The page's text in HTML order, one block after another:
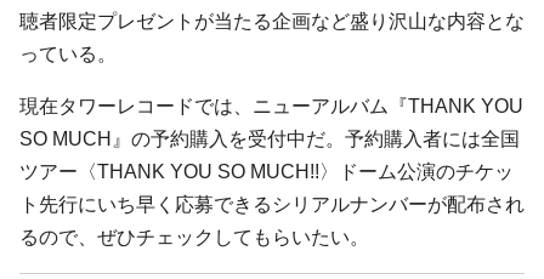
聴者限定プレゼントが当たる企画など盛り沢山な内容とな
っている。
現在タワーレコードでは、ニューアルバム『THANK YOU
SO MUCH』の予約購入を受付中だ。予約購入者には全国
ツアー〈THANK YOU SO MUCH!!〉ドーム公演のチケッ
ト先行にいち早く応募できるシリアルナンバーが配布され
るので、ぜひチェックしてもらいたい。